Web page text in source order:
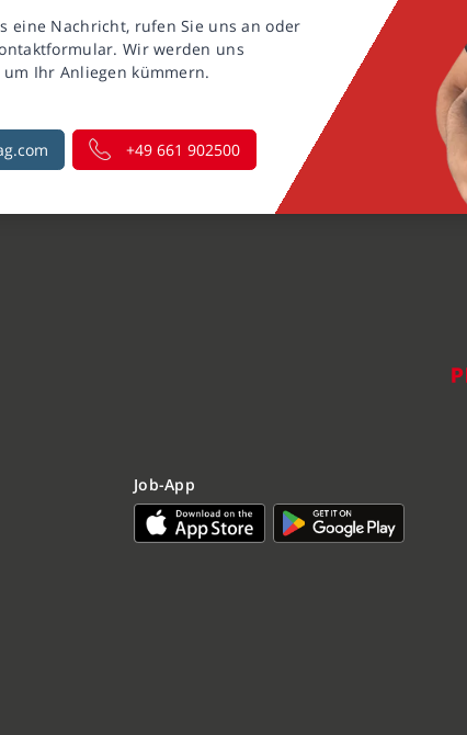
eine Nachricht, rufen Sie uns an oder
Wir werden uns
Ihr Anliegen kümmern.
+49 661 902500
Job-App